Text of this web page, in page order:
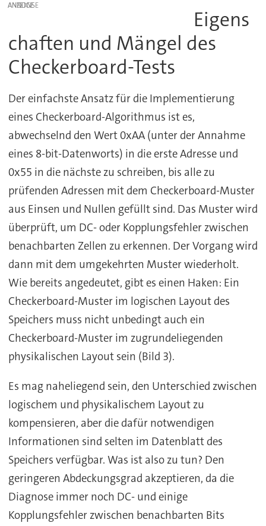
ANZEIGE
Eigens
chaften und Mängel des
Checkerboard-Tests
Der einfachste Ansatz für die Implementierung
eines Checkerboard-Algorithmus ist es,
abwechselnd den Wert 0xAA (unter der Annahme
eines 8-bit-Datenworts) in die erste Adresse und
0x55 in die nächste zu schreiben, bis alle zu
prüfenden Adressen mit dem Checkerboard-Muster
aus Einsen und Nullen gefüllt sind. Das Muster wird
überprüft, um DC- oder Kopplungsfehler zwischen
benachbarten Zellen zu erkennen. Der Vorgang wird
dann mit dem umgekehrten Muster wiederholt.
Wie bereits angedeutet, gibt es einen Haken: Ein
Checkerboard-Muster im logischen Layout des
Speichers muss nicht unbedingt auch ein
Checkerboard-Muster im zugrundeliegenden
physikalischen Layout sein (Bild 3).
Es mag naheliegend sein, den Unterschied zwischen
logischem und physikalischem Layout zu
kompensieren, aber die dafür notwendigen
Informationen sind selten im Datenblatt des
Speichers verfügbar. Was ist also zu tun? Den
geringeren Abdeckungsgrad akzeptieren, da die
Diagnose immer noch DC- und einige
Kopplungsfehler zwischen benachbarten Bits